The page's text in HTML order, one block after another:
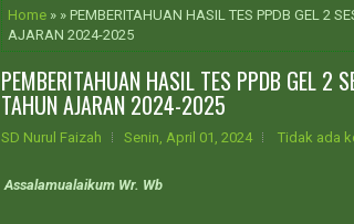
Home » » PEMBERITAHUAN HASIL TES PPDB GEL 2
AJARAN 2024-2025
PEMBERITAHUAN HASIL TES PPDB GEL 2
TAHUN AJARAN 2024-2025
SD Nurul Faizah Senin, April 01, 2024 Tidak ada
Assalamualaikum Wr. Wb